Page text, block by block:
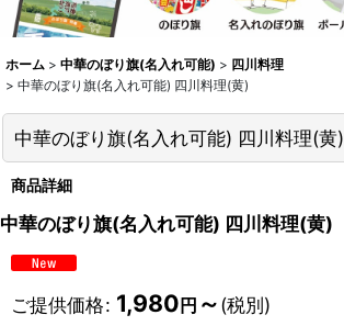
ホーム > 中華のぼり旗(名入れ可能) > 四川料理
> 中華のぼり旗(名入れ可能) 四川料理(黄)
中華のぼり旗(名入れ可能) 四川料理(黄)
商品詳細
中華のぼり旗(名入れ可能) 四川料理(黄)
ご提供価格: 1,980 円 ～(税別)